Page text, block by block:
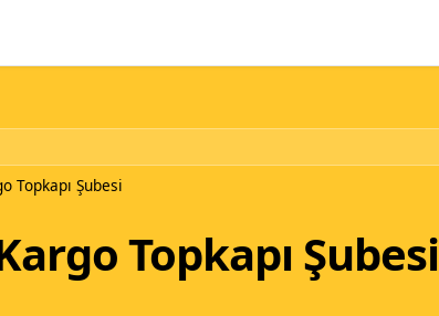
Topkapı Şubesi
Topkapı Şubesi